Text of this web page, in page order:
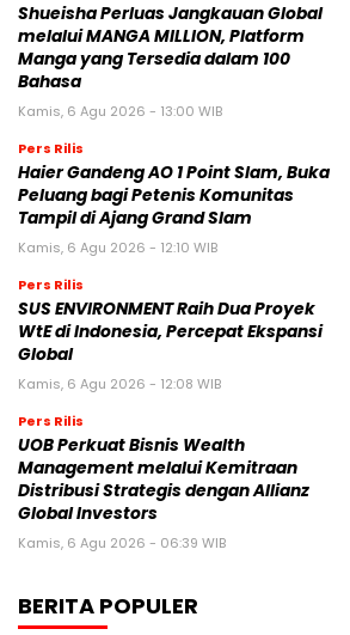
Shueisha Perluas Jangkauan Global
melalui MANGA MILLION, Platform
Manga yang Tersedia dalam 100
Bahasa
Kamis, 6 Agu 2026 - 13:00 WIB
Pers Rilis
Haier Gandeng AO 1 Point Slam, Buka
Peluang bagi Petenis Komunitas
Tampil di Ajang Grand Slam
Kamis, 6 Agu 2026 - 12:10 WIB
Pers Rilis
SUS ENVIRONMENT Raih Dua Proyek
WtE di Indonesia, Percepat Ekspansi
Global
Kamis, 6 Agu 2026 - 12:08 WIB
Pers Rilis
UOB Perkuat Bisnis Wealth
Management melalui Kemitraan
Distribusi Strategis dengan Allianz
Global Investors
Kamis, 6 Agu 2026 - 06:39 WIB
BERITA POPULER